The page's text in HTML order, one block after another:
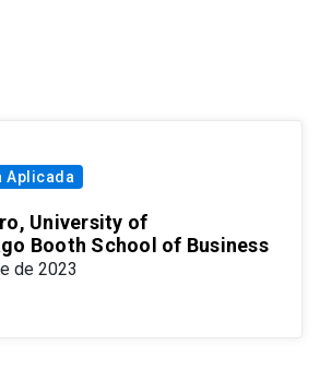
Aplicada
University of
Booth School of Business
de 2023